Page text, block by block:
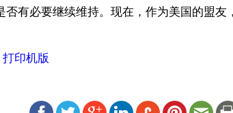
否有必要继续维持。现在，作为美国的盟
打印机版